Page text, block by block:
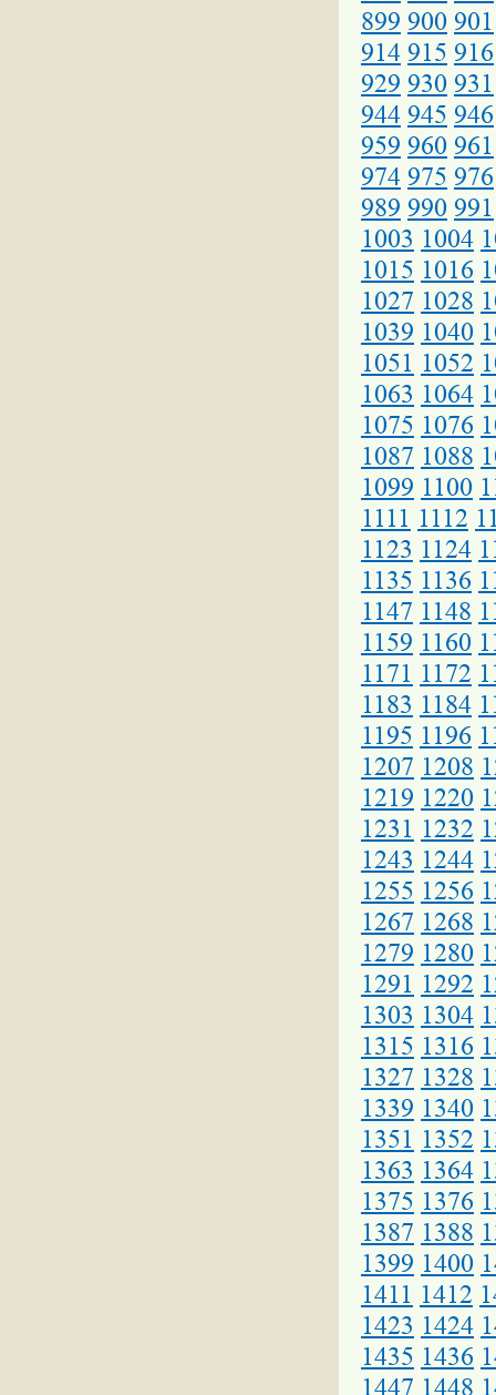
899 900 901
914 915 916
929 930 931
944 945 946
959 960 961
974 975 976
989 990 991
1003 1004
1015 1016
1027 1028
1039 1040
1051 1052
1063 1064
1075 1076
1087 1088
1099 1100
1111 1112
1123 1124
1135 1136
1147 1148
1159 1160
1171 1172
1183 1184
1195 1196
1207 1208
1219 1220
1231 1232
1243 1244
1255 1256
1267 1268
1279 1280
1291 1292
1303 1304
1315 1316
1327 1328
1339 1340
1351 1352
1363 1364
1375 1376
1387 1388
1399 1400
1411 1412
1423 1424
1435 1436
1447 1448